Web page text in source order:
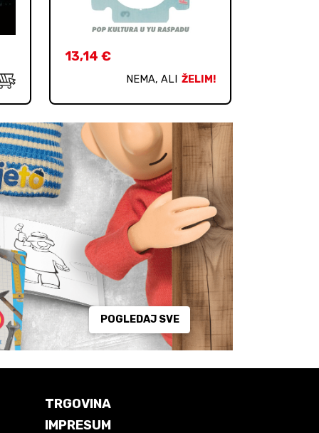
13,14 €
NEMA, ALI ŽELIM!
POGLEDAJ SVE
TRGOVINA
IMPRESUM